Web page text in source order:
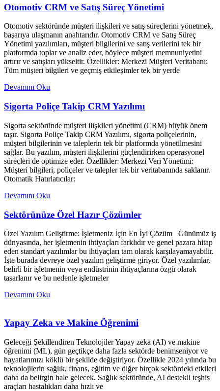
Otomotiv CRM ve Satış Süreç Yönetimi
Otomotiv sektöründe müşteri ilişkileri ve satış süreçlerini yönetmek,
başarıya ulaşmanın anahtarıdır. Otomotiv CRM ve Satış Süreç
Yönetimi yazılımları, müşteri bilgilerini ve satış verilerini tek bir
platformda toplar ve analiz eder, böylece müşteri memnuniyetini
artırır ve satışları yükseltir. Özellikler: Merkezi Müşteri Veritabanı:
Tüm müşteri bilgileri ve geçmiş etkileşimler tek bir yerde
Devamını Oku
Sigorta Poliçe Takip CRM Yazılımı
Sigorta sektöründe müşteri ilişkileri yönetimi (CRM) büyük önem
taşır. Sigorta Poliçe Takip CRM Yazılımı, sigorta poliçelerinin,
müşteri bilgilerinin ve taleplerin tek bir platformda yönetilmesini
sağlar. Bu yazılım, müşteri ilişkilerini güçlendirirken operasyonel
süreçleri de optimize eder. Özellikler: Merkezi Veri Yönetimi:
Müşteri bilgileri, poliçeler ve talepler tek bir veritabanında saklanır.
Otomatik Hatırlatıcılar:
Devamını Oku
Sektörünüze Özel Hazır Çözümler
Özel Yazılım Geliştirme: İşletmeniz İçin En İyi Çözüm Günümüz iş
dünyasında, her işletmenin ihtiyaçları farklıdır ve genel pazara hitap
eden standart yazılımlar bu ihtiyaçları tam olarak karşılayamayabilir.
İşte burada devreye özel yazılım geliştirme giriyor. Özel yazılımlar,
belirli bir işletmenin veya endüstrinin ihtiyaçlarına özgü olarak
tasarlanır ve bu nedenle işletmeler
Devamını Oku
Yapay Zeka ve Makine Öğrenimi
Geleceği Şekillendiren Teknolojiler Yapay zeka (AI) ve makine
öğrenimi (ML), gün geçtikçe daha fazla sektörde benimseniyor ve
hayatlarımızı köklü bir şekilde değiştiriyor. Özellikle 2024 yılında bu
teknolojilerin sağlık, finans, eğitim ve diğer birçok sektördeki etkileri
daha da belirgin hale gelecek. Sağlık sektöründe, AI destekli teşhis
araçları hastalıkları daha hızlı ve